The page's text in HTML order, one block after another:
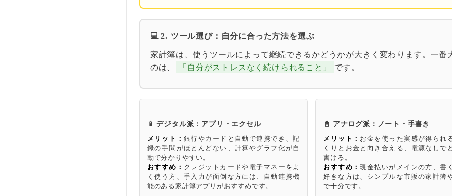
💻 2. ツール選び：自分に合った方法を選ぶ
家計簿は、使うツールによって継続できるかどうかが大きく変わります。一番
のは、
「自分がストレスなく続けられること」 です。
📱 デジタル派：アプリ・エクセル
メリット： 銀行やカードと自動で連携でき、記
録の手間がほとんどない、計算やグラフ化が自
動で分かりやすい。
おすすめ： クレジットカードや電子マネーをよ
く使う方、手入力が面倒な方には、自動連携機
能のある家計簿アプリがおすすめです。
📓 アナログ派：ノート・手書き
メリット： お金を使った実感が得られ
くりとお金と向き合える、電源なしで
書ける。
おすすめ：現金払いがメインの方、書
好きな方は、シンプルな市販の家計簿
で十分です。